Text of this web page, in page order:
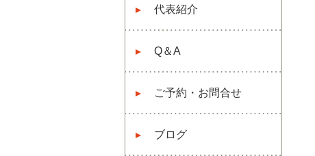
代表紹介
Q＆A
ご予約・お問合せ
ブログ